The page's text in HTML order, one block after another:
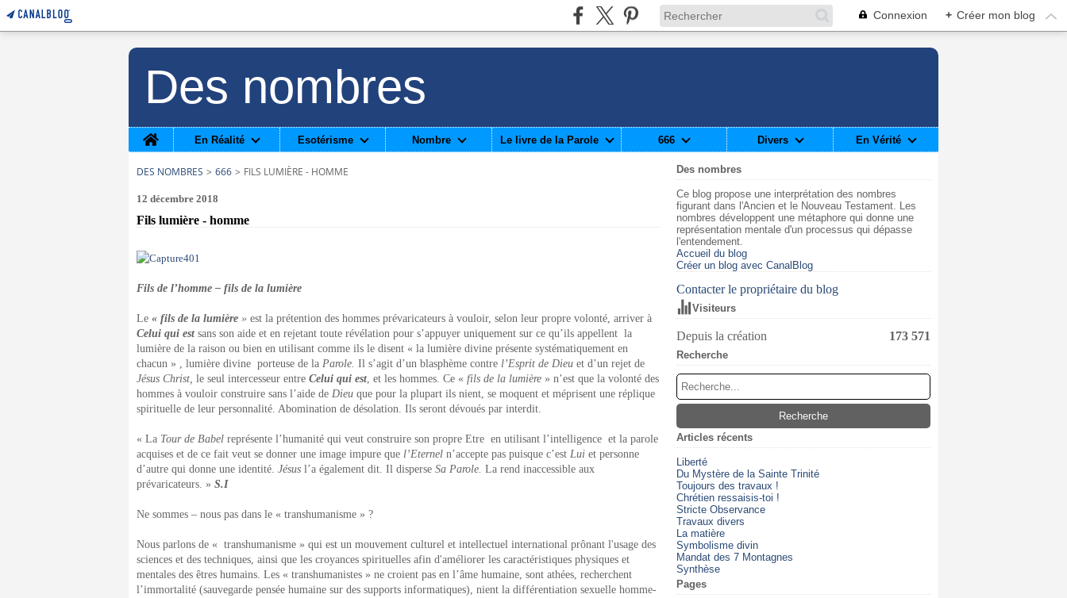
Connexion + Créer mon blog
Des nombres
Home
En Réalité Esotérisme Nombre Le livre de la Parole 666 Divers En Vérité
DES NOMBRES > 666 > FILS LUMIÈRE - HOMME
12 décembre 2018
Fils lumière - homme
Fils de l’homme – fils de la lumière
Le « fils de la lumière » est la prétention des hommes prévaricateurs à vouloir, selon leur propre volonté, arriver à
Celui qui est sans son aide et en rejetant toute révélation pour s’appuyer uniquement sur ce qu’ils appellent la
lumière de la raison ou bien en utilisant comme ils le disent « la lumière divine présente systématiquement en
chacun » , lumière divine porteuse de la Parole. Il s’agit d’un blasphème contre l’Esprit de Dieu et d’un rejet de
Jésus Christ, le seul intercesseur entre Celui qui est, et les hommes. Ce « fils de la lumière » n’est que la volonté des
hommes à vouloir construire sans l’aide de Dieu que pour la plupart ils nient, se moquent et méprisent une réplique
spirituelle de leur personnalité. Abomination de désolation. Ils seront dévoués par interdit.
« La Tour de Babel représente l’humanité qui veut construire son propre Etre en utilisant l’intelligence et la parole
acquises et de ce fait veut se donner une image impure que l’Eternel n’accepte pas puisque c’est Lui et personne
d’autre qui donne une identité. Jésus l’a également dit. Il disperse Sa Parole. La rend inaccessible aux
prévaricateurs. » S.I
Ne sommes – nous pas dans le « transhumanisme » ?
Nous parlons de « transhumanisme » qui est un mouvement culturel et intellectuel international prônant l'usage des
sciences et des techniques, ainsi que les croyances spirituelles afin d'améliorer les caractéristiques physiques et
mentales des êtres humains. Les « transhumanistes » ne croient pas en l’âme humaine, sont athées, recherchent
l’immortalité (sauvegarde pensée humaine sur des supports informatiques), nient la différentiation sexuelle homme-
Des nombres
Ce blog propose une interprétation des nombres
figurant dans l'Ancien et le Nouveau Testament. Les
nombres développent une métaphore qui donne une
représentation mentale d'un processus qui dépasse
l'entendement.
Accueil du blog
Créer un blog avec CanalBlog
Contacter le propriétaire du blog
Visiteurs
Depuis la création 173 571
Recherche
Articles récents
Liberté
Du Mystère de la Sainte Trinité
Toujours des travaux !
Chrétien ressaisis-toi !
Stricte Observance
Travaux divers
La matière
Symbolisme divin
Mandat des 7 Montagnes
Synthèse
Pages